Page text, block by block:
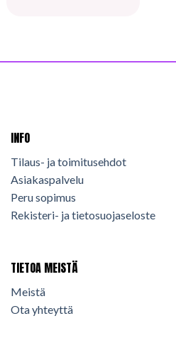
INFO
Tilaus- ja toimitusehdot
Asiakaspalvelu
Peru sopimus
Rekisteri- ja tietosuojaseloste
TIETOA MEISTÄ
Meistä
Ota yhteyttä